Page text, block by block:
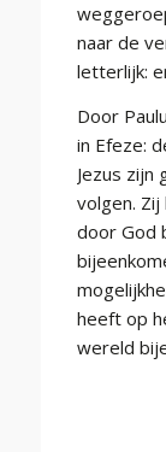
naar de
letterlijk:
Door
in Efeze:
Jezus zijn
volgen.
door God
heeft op
wereld